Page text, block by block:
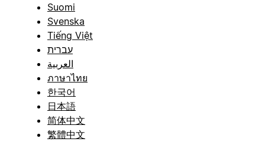
Suomi
Svenska
Tiếng Việt
עברית
العربية
ภาษาไทย
한국어
日本語
简体中文
繁體中文